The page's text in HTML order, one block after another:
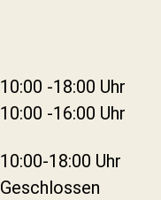
10:00 -18:00 Uhr
10:00 -16:00 Uhr
10:00-18:00 Uhr
Geschlossen